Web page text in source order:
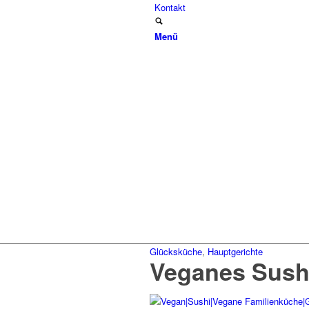
Kontakt
Menü
Glücksküche, Hauptgerichte
Veganes